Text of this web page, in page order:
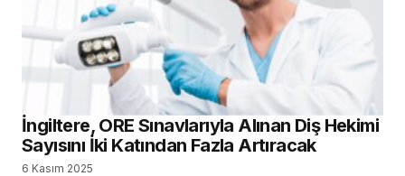
İngiltere, ORE Sınavlarıyla Alınan Diş Hekimi
Sayısını İki Katından Fazla Artıracak
6 Kasım 2025